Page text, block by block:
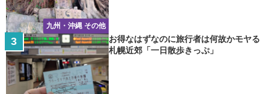
九州・沖縄 その他
お得なはずなのに旅行者は何故かモヤる
札幌近郊「一日散歩きっぷ」